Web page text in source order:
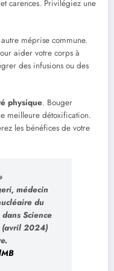
carences. Privilégiez une
méprise commune.
aider votre corps à
des infusions ou des
physique. Bouger
meilleure détoxification.
les bénéfices de votre
médecin
du
Science
(avril 2024)